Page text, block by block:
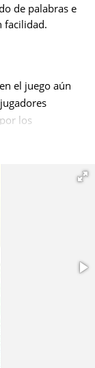
de palabras e
facilidad.
el juego aún
los
en
los jugadores
de
ayudan a
mejorado.
diario doble,
de eliminar
de